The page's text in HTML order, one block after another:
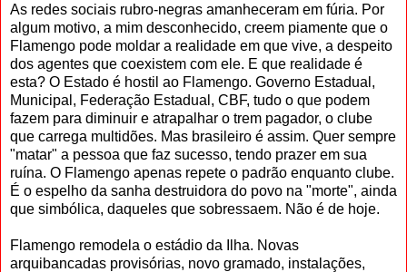
As redes sociais rubro-negras amanheceram em fúria. Por
algum motivo, a mim desconhecido, creem piamente que o
Flamengo pode moldar a realidade em que vive, a despeito
dos agentes que coexistem com ele. E que realidade é
esta? O Estado é hostil ao Flamengo. Governo Estadual,
Municipal, Federação Estadual, CBF, tudo o que podem
fazem para diminuir e atrapalhar o trem pagador, o clube
que carrega multidões. Mas brasileiro é assim. Quer sempre
"matar" a pessoa que faz sucesso, tendo prazer em sua
ruína. O Flamengo apenas repete o padrão enquanto clube.
É o espelho da sanha destruidora do povo na "morte", ainda
que simbólica, daqueles que sobressaem. Não é de hoje.
Flamengo remodela o estádio da Ilha. Novas
arquibancadas provisórias, novo gramado, instalações,